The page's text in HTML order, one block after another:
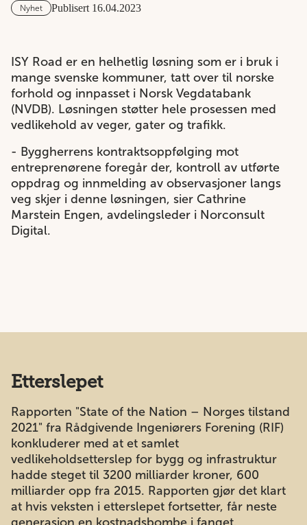
Nyhet Publisert 16.04.2023
ISY Road er en helhetlig løsning som er i bruk i
mange svenske kommuner, tatt over til norske
forhold og innpasset i Norsk Vegdatabank
(NVDB). Løsningen støtter hele prosessen med
vedlikehold av veger, gater og trafikk.
- Byggherrens kontraktsoppfølging mot
entreprenørene foregår der, kontroll av utførte
oppdrag og innmelding av observasjoner langs
veg skjer i denne løsningen, sier Cathrine
Marstein Engen, avdelingsleder i Norconsult
Digital.
Etterslepet
Rapporten "State of the Nation – Norges tilstand
2021" fra Rådgivende Ingeniørers Forening (RIF)
konkluderer med at et samlet
vedlikeholdsetterslep for bygg og infrastruktur
hadde steget til 3200 milliarder kroner, 600
milliarder opp fra 2015. Rapporten gjør det klart
at hvis veksten i etterslepet fortsetter, får neste